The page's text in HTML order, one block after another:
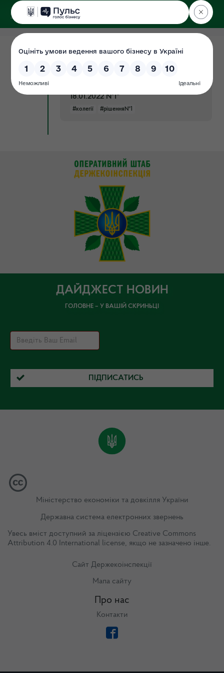
ДЕРЖЕКОІНСПЕКЦІЯ
Поліського округу
26.01.2022
Документ
ведення в дію рішення засідання
колегії ДЕІ Поліського округу від
18.01.2022 №1"
#колегії #рішення№1
ДАЙДЖЕСТ НОВИН
ГОЛОВНЕ – У ВАШІЙ СКРИНЬЦІ
ПІДПИСАТИСЬ
Міністерство економіки та довкілля України
Державна система електронних звернень
Увесь вміст доступний за ліцензією Creative Commons
Attribution 4.0 International license, якщо не зазначено інше.
Сайт Держекоінспекції
Мапа сайту
Про нас
Контакти